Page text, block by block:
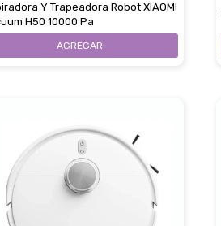
Y Trapeadora Robot XIAOMI
H50 10000 Pa